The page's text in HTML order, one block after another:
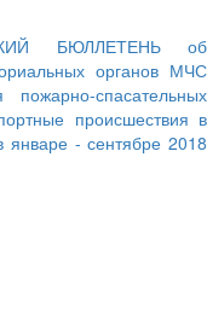
БЮЛЛЕТЕНЬ об
органов МЧС
спасательных
происшествия в
январе - сентябре 2018